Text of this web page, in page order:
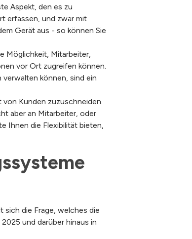
Aspekt, den es zu
erfassen, und zwar mit
Gerät aus - so können Sie
Möglichkeit, Mitarbeiter,
vor Ort zugreifen können.
können, sind ein
Kunden zuzuschneiden.
aber an Mitarbeiter, oder
Ihnen die Flexibilität bieten,
sich die Frage, welches die
und darüber hinaus in